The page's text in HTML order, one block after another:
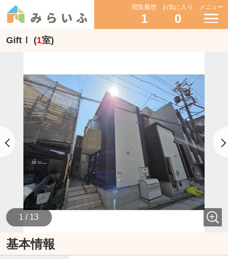
閲覧履歴
1
お気に入り
0
メニュー
GiftⅠ (1室)
1 / 13
基本情報